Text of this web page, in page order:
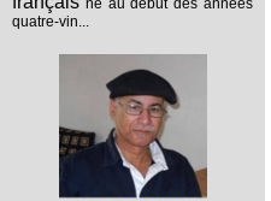
né au début des années
quatre-vin...